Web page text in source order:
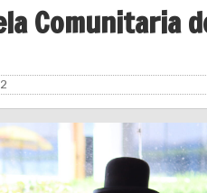
Comunitaria